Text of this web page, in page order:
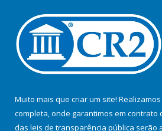
Muito mais que criar um site!
completa, onde garantimos em contrato
das leis de transparência pública serão